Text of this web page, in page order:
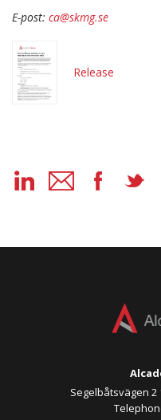
E-post: ca@skmg.se
Release
Segelbåtsvägen 2